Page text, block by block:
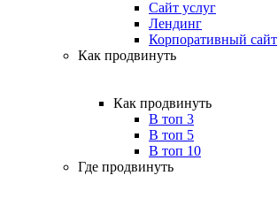
Сайт услуг
Лендинг
Корпоративный сайт
Как продвинуть
Как продвинуть
В топ 3
В топ 5
В топ 10
Где продвинуть